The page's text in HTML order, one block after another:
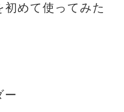
初めて使ってみた
ー